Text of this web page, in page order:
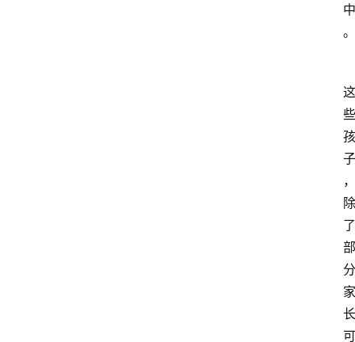
中
。
这
些
孩
子
，
除
了
部
分
家
长
可